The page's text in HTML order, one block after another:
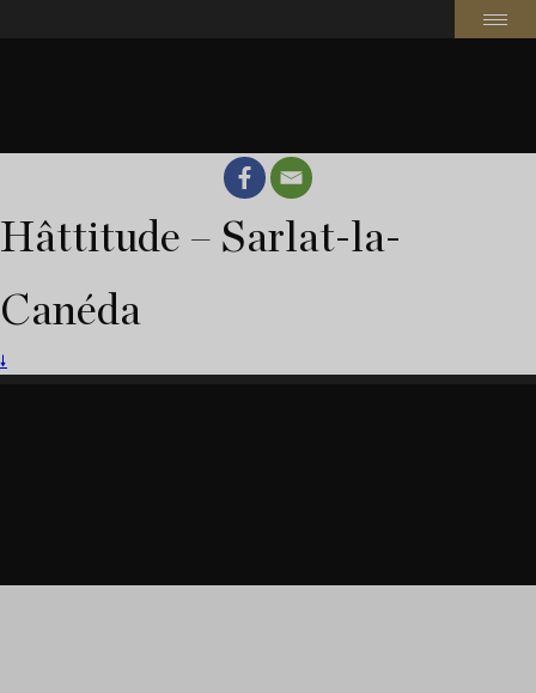
Hâttitude – Sarlat-la-
Canéda
🠗